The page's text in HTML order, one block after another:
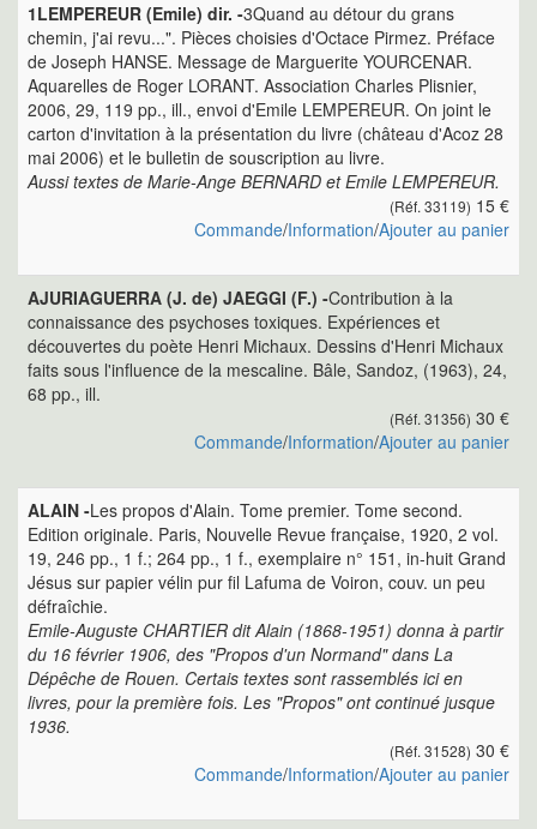
1LEMPEREUR (Emile) dir. -3Quand au détour du grans
chemin, j'ai revu...". Pièces choisies d'Octace Pirmez. Préface
de Joseph HANSE. Message de Marguerite YOURCENAR.
Aquarelles de Roger LORANT. Association Charles Plisnier,
2006, 29, 119 pp., ill., envoi d'Emile LEMPEREUR. On joint le
carton d'invitation à la présentation du livre (château d'Acoz 28
mai 2006) et le bulletin de souscription au livre.
Aussi textes de Marie-Ange BERNARD et Emile LEMPEREUR.
(Réf. 33119) 15 €
Commande/Information/Ajouter au panier
AJURIAGUERRA (J. de) JAEGGI (F.) -Contribution à la
connaissance des psychoses toxiques. Expériences et
découvertes du poète Henri Michaux. Dessins d'Henri Michaux
faits sous l'influence de la mescaline. Bâle, Sandoz, (1963), 24,
68 pp., ill.
(Réf. 31356) 30 €
Commande/Information/Ajouter au panier
ALAIN -Les propos d'Alain. Tome premier. Tome second.
Edition originale. Paris, Nouvelle Revue française, 1920, 2 vol.
19, 246 pp., 1 f.; 264 pp., 1 f., exemplaire n° 151, in-huit Grand
Jésus sur papier vélin pur fil Lafuma de Voiron, couv. un peu
défraîchie.
Emile-Auguste CHARTIER dit Alain (1868-1951) donna à partir
du 16 février 1906, des "Propos d'un Normand" dans La
Dépêche de Rouen. Certais textes sont rassemblés ici en
livres, pour la première fois. Les "Propos" ont continué jusque
1936.
(Réf. 31528) 30 €
Commande/Information/Ajouter au panier